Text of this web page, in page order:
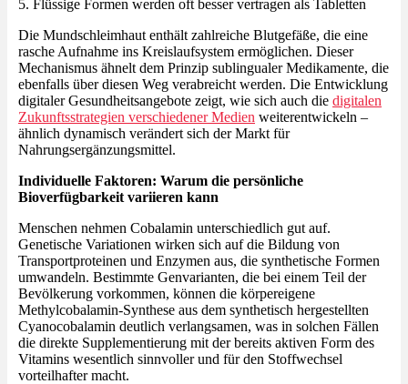
5. Flüssige Formen werden oft besser vertragen als Tabletten
Die Mundschleimhaut enthält zahlreiche Blutgefäße, die eine
rasche Aufnahme ins Kreislaufsystem ermöglichen. Dieser
Mechanismus ähnelt dem Prinzip sublingualer Medikamente, die
ebenfalls über diesen Weg verabreicht werden. Die Entwicklung
digitaler Gesundheitsangebote zeigt, wie sich auch die digitalen
Zukunftsstrategien verschiedener Medien weiterentwickeln –
ähnlich dynamisch verändert sich der Markt für
Nahrungsergänzungsmittel.
Individuelle Faktoren: Warum die persönliche
Bioverfügbarkeit variieren kann
Menschen nehmen Cobalamin unterschiedlich gut auf.
Genetische Variationen wirken sich auf die Bildung von
Transportproteinen und Enzymen aus, die synthetische Formen
umwandeln. Bestimmte Genvarianten, die bei einem Teil der
Bevölkerung vorkommen, können die körpereigene
Methylcobalamin-Synthese aus dem synthetisch hergestellten
Cyanocobalamin deutlich verlangsamen, was in solchen Fällen
die direkte Supplementierung mit der bereits aktiven Form des
Vitamins wesentlich sinnvoller und für den Stoffwechsel
vorteilhafter macht.